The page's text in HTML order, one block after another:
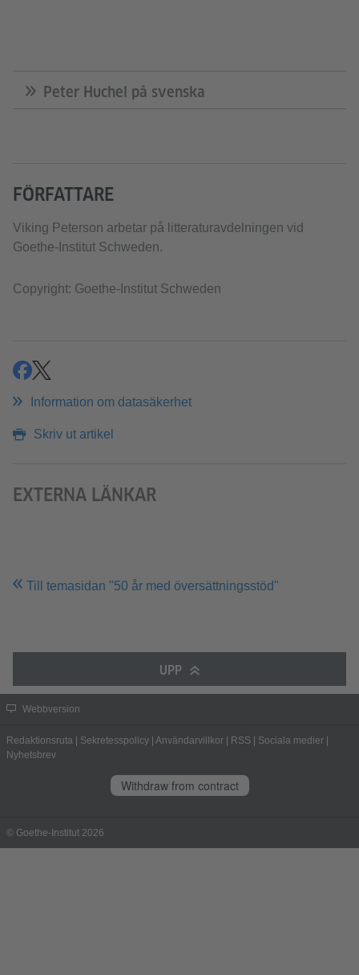
Peter Huchel på svenska
FÖRFATTARE
Viking Peterson arbetar på litteraturavdelningen vid
Goethe-Institut Schweden.
Copyright: Goethe-Institut Schweden
deladela
Information om datasäkerhet
Skriv ut artikel
EXTERNA LÄNKAR
Till temasidan "50 år med översättningsstöd"
UPP
Webbversion
Redaktionsruta | Sekretesspolicy | Användarvillkor | RSS | Sociala medier |
Nyhetsbrev
Withdraw from contract
© Goethe-Institut 2026